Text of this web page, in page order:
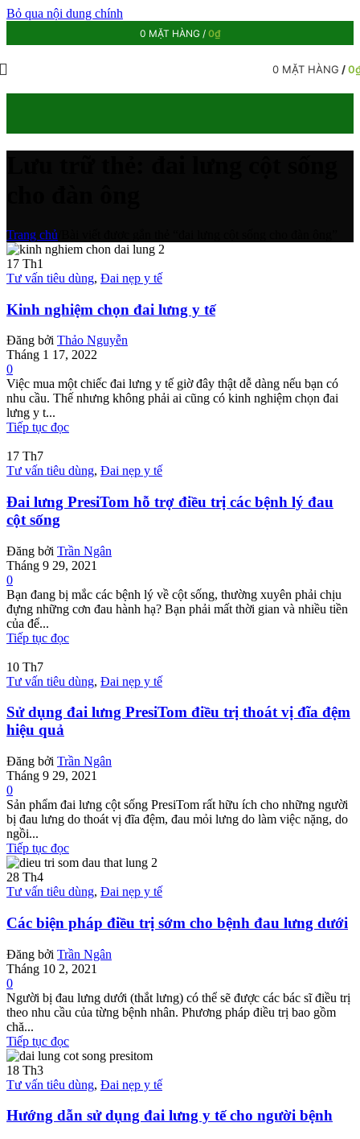
Bỏ qua nội dung chính
0 MẶT HÀNG / 0₫
0 MẶT HÀNG /0
Trang chủ
17 Th1
Tư vấn tiêu dùng, Đai nẹp y tế
Kinh nghiệm chọn đai lưng y tế
Đăng bởi Thảo Nguyễn
Tháng 1 17, 2022
0
Việc mua một chiếc đai lưng y tế giờ đây thật dễ dàng nếu bạn có
nhu cầu. Thế nhưng không phải ai cũng có kinh nghiệm chọn đai
lưng y t...
Tiếp tục đọc
17 Th7
Tư vấn tiêu dùng, Đai nẹp y tế
Đai lưng PresiTom hỗ trợ điều trị các bệnh lý đau
cột sống
Đăng bởi Trần Ngân
Tháng 9 29, 2021
0
Bạn đang bị mắc các bệnh lý về cột sống, thường xuyên phải chịu
đựng những cơn đau hành hạ? Bạn phải mất thời gian và nhiều tiền
của để...
Tiếp tục đọc
10 Th7
Tư vấn tiêu dùng, Đai nẹp y tế
Sử dụng đai lưng PresiTom điều trị thoát vị đĩa đệm
hiệu quả
Đăng bởi Trần Ngân
Tháng 9 29, 2021
0
Sản phẩm đai lưng cột sống PresiTom rất hữu ích cho những người
bị đau lưng do thoát vị đĩa đệm, đau mỏi lưng do làm việc nặng, do
ngồi...
Tiếp tục đọc
28 Th4
Tư vấn tiêu dùng, Đai nẹp y tế
Các biện pháp điều trị sớm cho bệnh đau lưng dưới
Đăng bởi Trần Ngân
Tháng 10 2, 2021
0
Người bị đau lưng dưới (thắt lưng) có thể sẽ được các bác sĩ điều trị
theo nhu cầu của từng bệnh nhân. Phương pháp điều trị bao gồm
chă...
Tiếp tục đọc
18 Th3
Tư vấn tiêu dùng, Đai nẹp y tế
Hướng dẫn sử dụng đai lưng y tế cho người bệnh